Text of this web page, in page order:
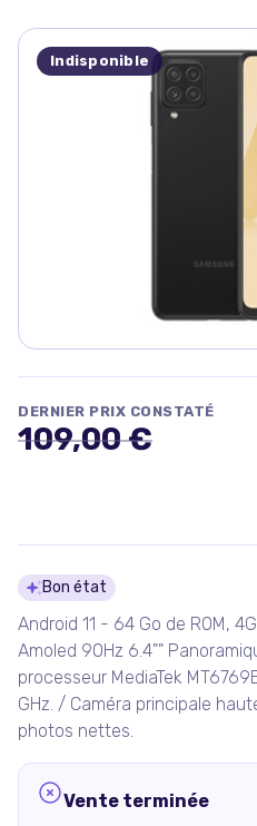
Indisponible
DERNIER PRIX CONSTATÉ
109,00 €
Détails du
Bon état
Android 11 - 64 Go de ROM,
Amoled 90Hz 6.4""
processeur MediaTek
GHz. / Caméra principale
photos nettes.
Vente terminée